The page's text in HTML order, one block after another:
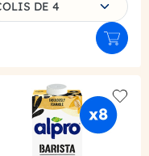
DE 4
Add